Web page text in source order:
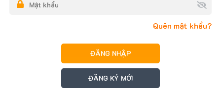
Quên mật khẩu?
ĐĂNG NHẬP
ĐĂNG KÝ MỚI